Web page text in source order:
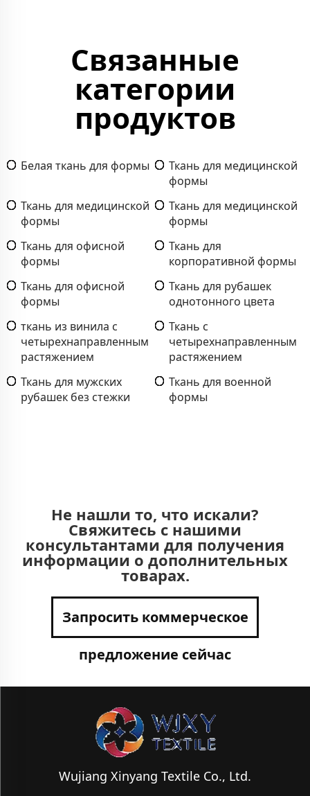
Связанные
категории
продуктов
Белая ткань для формы
Ткань для медицинской
формы
Ткань для медицинской
формы
Ткань для медицинской
формы
Ткань для офисной
формы
Ткань для
корпоративной формы
Ткань для офисной
формы
Ткань для рубашек
однотонного цвета
ткань из винила с
четырехнаправленным
растяжением
Ткань с
четырехнаправленным
растяжением
Ткань для мужских
рубашек без стежки
Ткань для военной
формы
Не нашли то, что искали?
Свяжитесь с нашими
консультантами для получения
информации о дополнительных
товарах.
Запросить коммерческое
предложение сейчас
Wujiang Xinyang Textile Co., Ltd.